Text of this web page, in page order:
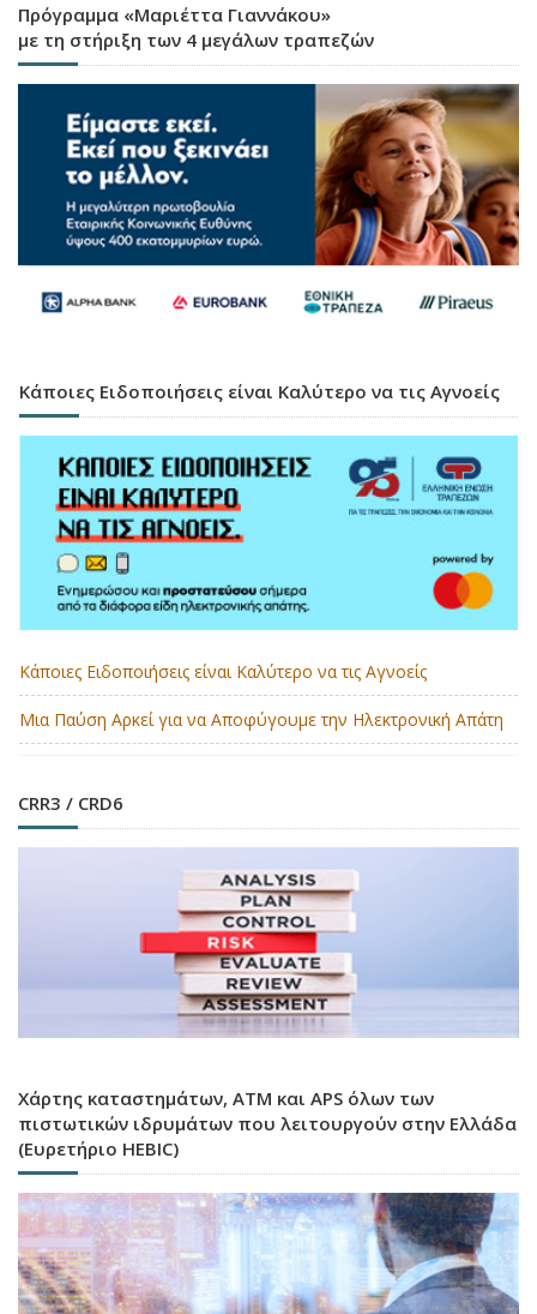
Πρόγραμμα «Μαριέττα Γιαννάκου»
με τη στήριξη των 4 μεγάλων τραπεζών
Κάποιες Ειδοποιήσεις είναι Καλύτερο να τις Αγνοείς
Κάποιες Ειδοποιήσεις είναι Καλύτερο να τις Αγνοείς
Μια Παύση Αρκεί για να Αποφύγουμε την Ηλεκτρονική Απάτη
CRR3 / CRD6
Χάρτης καταστημάτων, ATM και APS όλων των
πιστωτικών ιδρυμάτων που λειτουργούν στην Ελλάδα
(Ευρετήριο HEBIC)